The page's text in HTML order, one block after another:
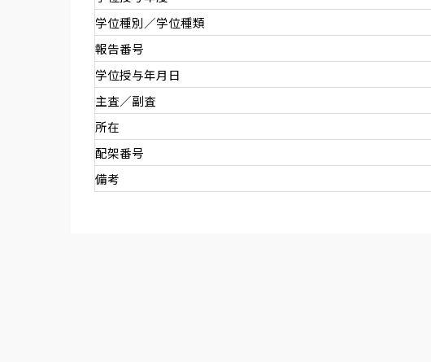
学位種別／学位種類
報告番号
学位授与年月日
主査／副査
所在
配架番号
備考